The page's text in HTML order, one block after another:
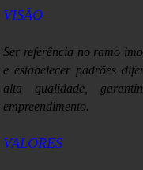
VISÃO
Ser referência no ramo
e estabelecer padrões
alta qualidade,
empreendimento.
VALORES